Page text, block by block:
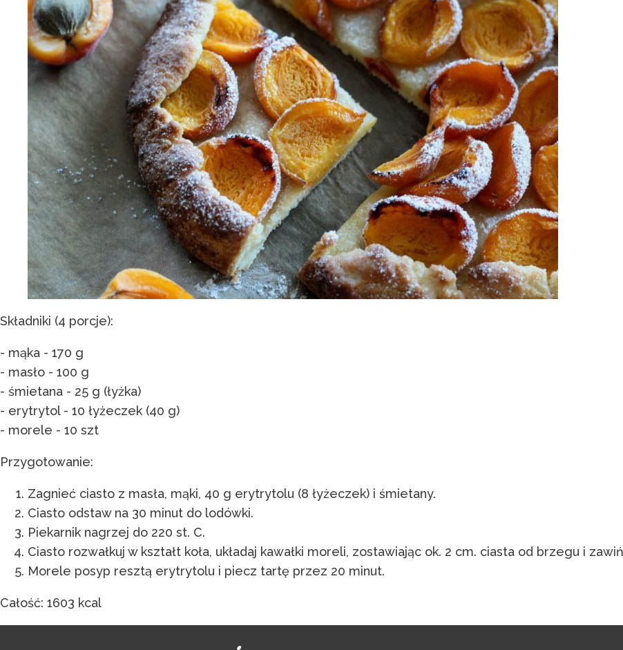
Składniki (4 porcje):
- mąka - 170 g
- masło - 100 g
- śmietana - 25 g (łyżka)
- erytrytol - 10 łyżeczek (40 g)
- morele - 10 szt
Przygotowanie:
Zagnieć ciasto z masła, mąki, 40 g erytrytolu (8 łyżeczek) i śmietany.
Ciasto odstaw na 30 minut do lodówki.
Piekarnik nagrzej do 220 st. C.
Ciasto rozwałkuj w kształt koła, układaj kawałki moreli, zostawiając ok. 2 cm. ciasta od brzegu i
Morele posyp resztą erytrytolu i piecz tartę przez 20 minut.
Całość: 1603 kcal